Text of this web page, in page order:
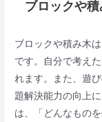
ブロックや
ブロックや積み木
です。自分で考え
れます。また、遊
題解決能力の向上
は、「どんなもの